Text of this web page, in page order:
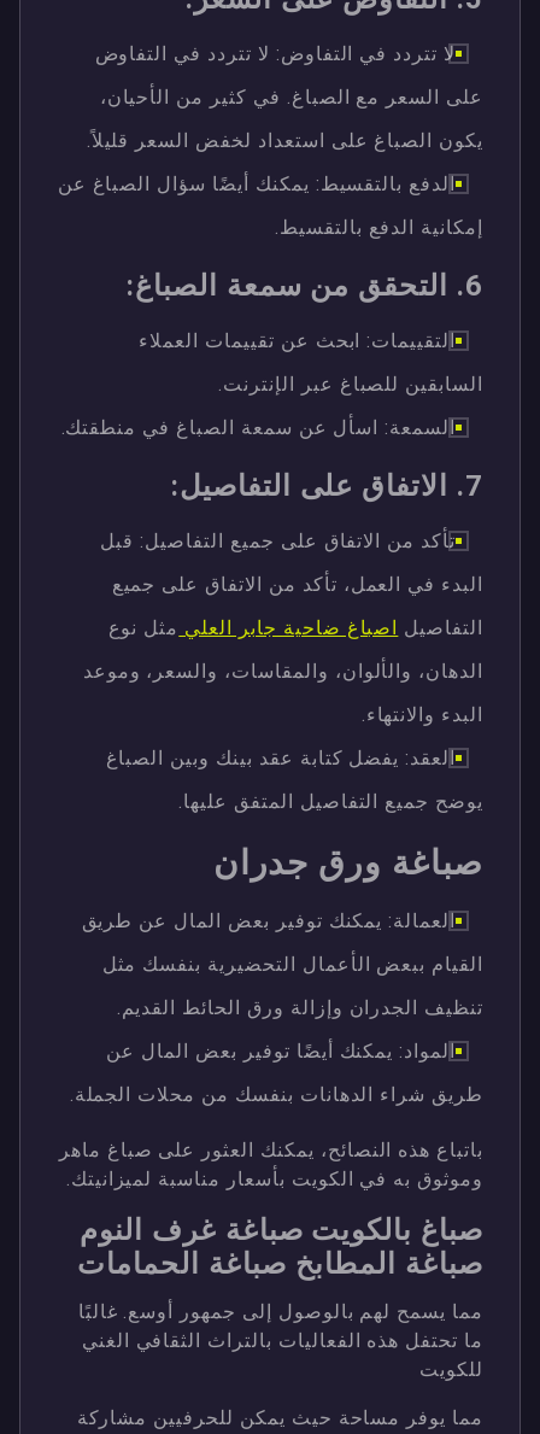
لا تتردد في التفاوض: لا تتردد في التفاوض
على السعر مع الصباغ. في كثير من الأحيان،
يكون الصباغ على استعداد لخفض السعر قليلاً.
الدفع بالتقسيط: يمكنك أيضًا سؤال الصباغ عن
إمكانية الدفع بالتقسيط.
6. التحقق من سمعة الصباغ:
التقييمات: ابحث عن تقييمات العملاء
السابقين للصباغ عبر الإنترنت.
السمعة: اسأل عن سمعة الصباغ في منطقتك.
7. الاتفاق على التفاصيل:
تأكد من الاتفاق على جميع التفاصيل: قبل
البدء في العمل، تأكد من الاتفاق على جميع
التفاصيل اصباغ ضاحية جابر العلي مثل نوع
الدهان، والألوان، والمقاسات، والسعر، وموعد
البدء والانتهاء.
العقد: يفضل كتابة عقد بينك وبين الصباغ
يوضح جميع التفاصيل المتفق عليها.
صباغة ورق جدران
العمالة: يمكنك توفير بعض المال عن طريق
القيام ببعض الأعمال التحضيرية بنفسك مثل
تنظيف الجدران وإزالة ورق الحائط القديم.
المواد: يمكنك أيضًا توفير بعض المال عن
طريق شراء الدهانات بنفسك من محلات الجملة.
باتباع هذه النصائح، يمكنك العثور على صباغ ماهر
وموثوق به في الكويت بأسعار مناسبة لميزانيتك.
صباغ بالكويت صباغة غرف النوم
صباغة المطابخ صباغة الحمامات
مما يسمح لهم بالوصول إلى جمهور أوسع. غالبًا
ما تحتفل هذه الفعاليات بالتراث الثقافي الغني
للكويت
مما يوفر مساحة حيث يمكن للحرفيين مشاركة